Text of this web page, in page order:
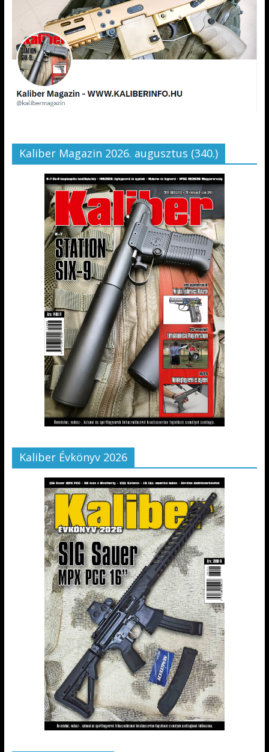
Kaliber Magazin 2026. augusztus (340.)
Kaliber Évkönyv 2026